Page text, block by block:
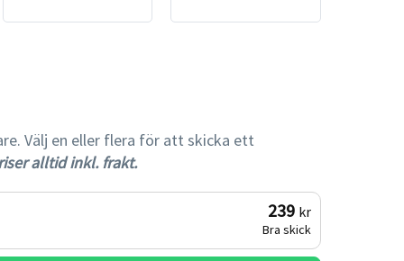
Välj en eller flera för att skicka ett
alltid inkl. frakt.
239 kr
Bra skick